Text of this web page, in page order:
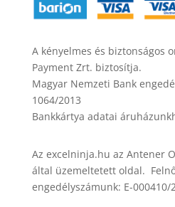
A kényelmes és biztonságos
Payment Zrt. biztosítja.
Magyar Nemzeti Bank
1064/2013
Bankkártya adatai
Az excelninja.hu az Antener
által üzemeltetett oldal.
engedélyszámunk: E-000410/